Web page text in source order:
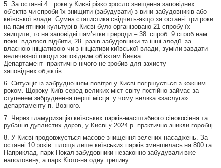
5. За останні 4 роки у Києві різко зросло знищення заповідних
об’єктів чи спроби їх знищити (забудувати) з вини забудовників або
київської влади. Сумна статистика свідчить-якщо за останні три роки
на пам’ятники культурі в Києві було організовано 21 спробу їх
знищити, то на заповідні пам’ятки природи – 38 спроб. 9 спроб нам
поки вдалося відбити, 29 разів забудовники та інші злодії за
власною ініціативою чи з ініціативи київської влади, зуміли завдати
величезної шкоди заповідним об’єктам Києва.
Департамент практично нічого не зробив для захисту
заповідних об,єктів.
6. Ситуація із забрудненням повітря у Києві погіршується з кожним
роком. Щороку Київ серед великих міст світу постійно займає за
ступенем забруднення перші місця, у чому велика «заслуга»
департаменту п. Возного.
7. Через гламуризацію київських парків-масштабного сінокосіння та
рубання дуплистих дерев, у Києві у 2024 р. практично зникли горобці.
8. У Києві продовжується масове знищення зелених насаджень. За
останні 10 років площа лише київських парків зменшилась на 800 га.
Наприклад, парк Покал забудовники незаконно забудували вже
наполовину, а парк Кіото-на одну третину.